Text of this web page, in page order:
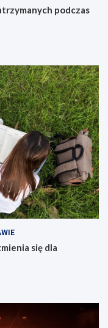
podczas
się dla